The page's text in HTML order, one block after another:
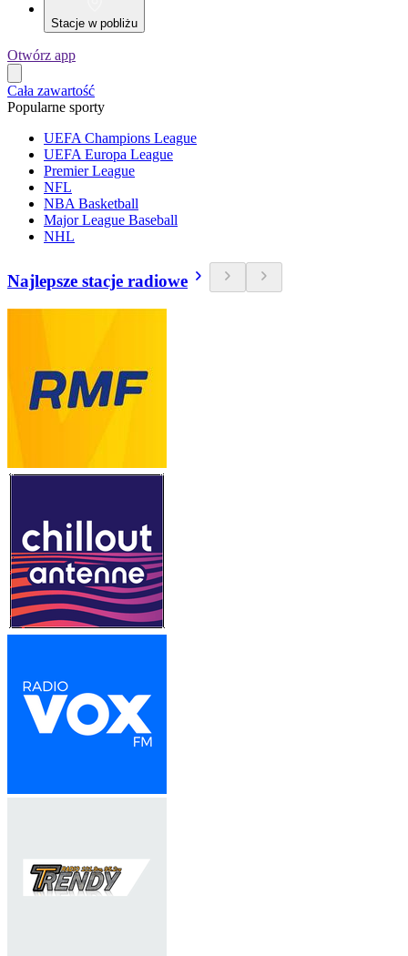
Stacje w pobliżu
Otwórz app
Cała zawartość
Popularne sporty
UEFA Champions League
UEFA Europa League
Premier League
NFL
NBA Basketball
Major League Baseball
NHL
Najlepsze stacje radiowe